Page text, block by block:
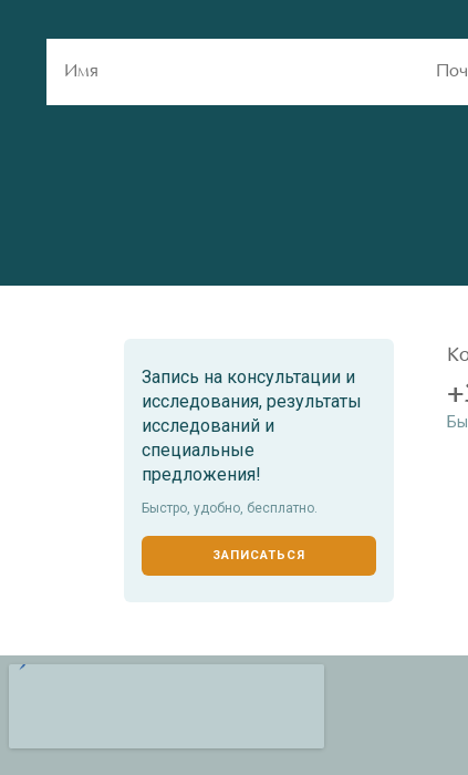
Запись на консультации и
исследования, результаты
исследований и
специальные
предложения!
Быстро, удобно, бесплатно.
ЗАПИСАТЬСЯ